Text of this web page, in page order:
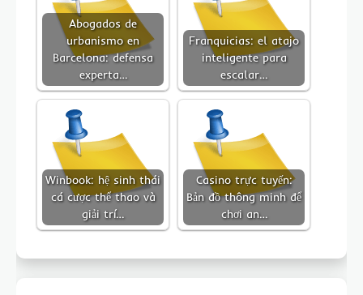
Abogados de
urbanismo en
Barcelona: defensa
experta…
Franquicias: el atajo
inteligente para
escalar…
Winbook: hệ sinh thái
cá cược thể thao và
giải trí…
Casino trực tuyến:
Bản đồ thông minh để
chơi an…